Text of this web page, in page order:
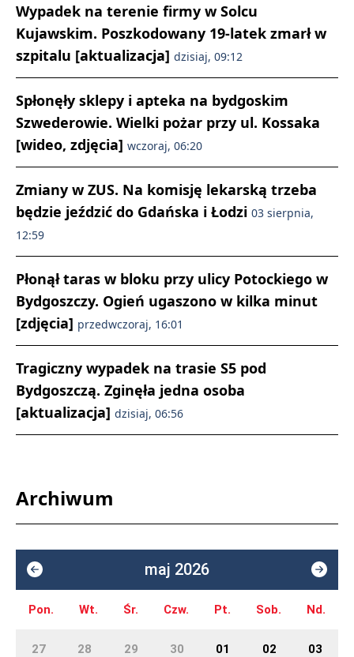
Wypadek na terenie firmy w Solcu
Kujawskim. Poszkodowany 19-latek zmarł w
szpitalu [aktualizacja] dzisiaj, 09:12
Spłonęły sklepy i apteka na bydgoskim
Szwederowie. Wielki pożar przy ul. Kossaka
[wideo, zdjęcia] wczoraj, 06:20
Zmiany w ZUS. Na komisję lekarską trzeba
będzie jeździć do Gdańska i Łodzi 03 sierpnia,
12:59
Płonął taras w bloku przy ulicy Potockiego w
Bydgoszczy. Ogień ugaszono w kilka minut
[zdjęcia] przedwczoraj, 16:01
Tragiczny wypadek na trasie S5 pod
Bydgoszczą. Zginęła jedna osoba
[aktualizacja] dzisiaj, 06:56
Archiwum
maj 2026
Pon. Wt. Śr. Czw. Pt. Sob. Nd.
27 28 29 30 01 02 03